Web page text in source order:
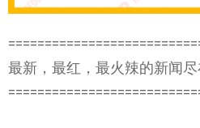
最新，最红，最火辣的新闻